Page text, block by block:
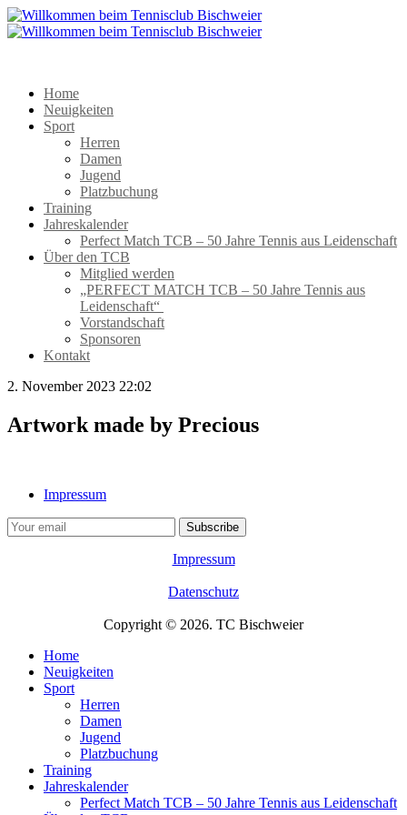
Home
Neuigkeiten
Sport
Herren
Damen
Jugend
Platzbuchung
Training
Jahreskalender
Perfect Match TCB – 50 Jahre Tennis aus Leidenschaft
Über den TCB
Mitglied werden
„PERFECT MATCH TCB – 50 Jahre Tennis aus
Leidenschaft“
Vorstandschaft
Sponsoren
Kontakt
2. November 2023 22:02
Artwork made by Precious
Impressum
Impressum
Datenschutz
Copyright © 2026. TC Bischweier
Home
Neuigkeiten
Sport
Herren
Damen
Jugend
Platzbuchung
Training
Jahreskalender
Perfect Match TCB – 50 Jahre Tennis aus Leidenschaft